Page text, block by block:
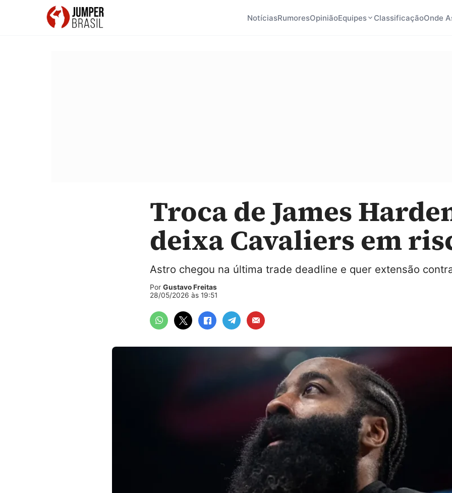
NotíciasRumoresOpiniãoEquipes ClassificaçãoOnde
Troca de James
deixa Cavaliers em
Astro chegou na última trade deadline e quer extensão
Por Gustavo Freitas
28/05/2026 às 19:51